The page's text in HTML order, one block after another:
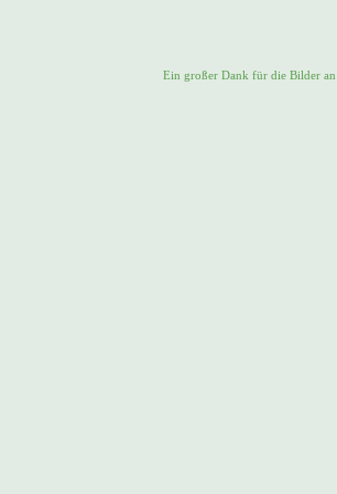
Ein großer Dank für die Bilder an